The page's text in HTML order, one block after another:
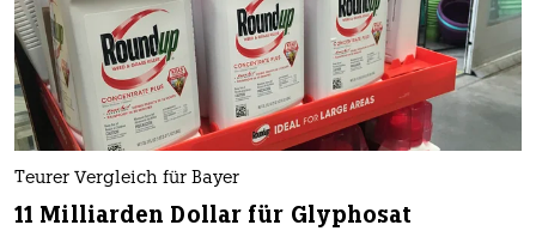
Teurer Vergleich für Bayer
11 Milliarden Dollar für Glyphosat